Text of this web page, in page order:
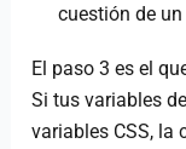
cuestión de un
El paso 3 es el
Si tus variables
variables CSS, la